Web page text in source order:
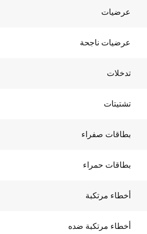
عرضيات
عرضيات ناجحة
تدخلات
تشتيتات
بطاقات صفراء
بطاقات حمراء
أخطاء مرتكبة
أخطاء مرتكبة ضده